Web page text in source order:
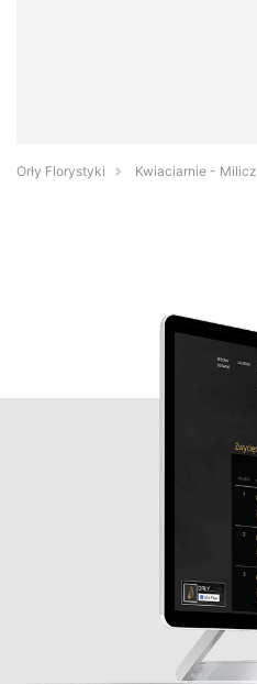
Orły Florystyki Kwiaciarnie - Milicz